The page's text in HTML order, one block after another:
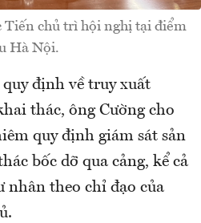
chủ trì hội nghị tại điểm
Hà Nội.
định về truy xuất
thác, ông Cường cho
quy định giám sát sản
bốc dỡ qua cảng, kể cả
nhân theo chỉ đạo của